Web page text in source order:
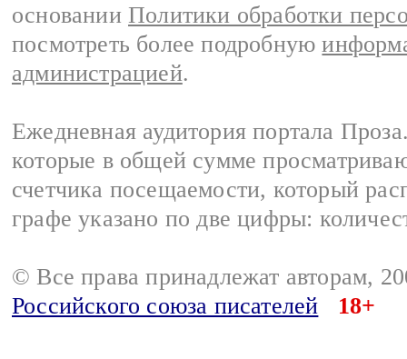
основании Политики обработки
посмотреть более подробную
администрацией.
Ежедневная аудитория портала
которые в общей сумме
счетчика посещаемости, который
графе указано по две цифры:
© Все права принадлежат авторам,
Российского союза писателей
18+